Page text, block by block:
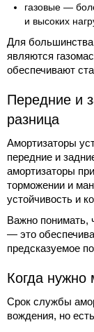
газовые —
и высоких
Для
являются
обеспечивают
Передние и
разница
Амортизаторы
передние и
амортизаторы
торможении и
устойчивость и
Важно понимать,
— это
предсказуемое
Когда нужно
Срок службы
вождения, но